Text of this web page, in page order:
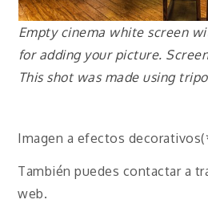
Empty cinema white screen
for adding your picture.
This shot was made using
Imagen a efectos
También puedes contactar a
web.